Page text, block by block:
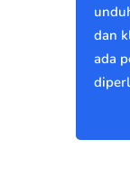
dan
ada